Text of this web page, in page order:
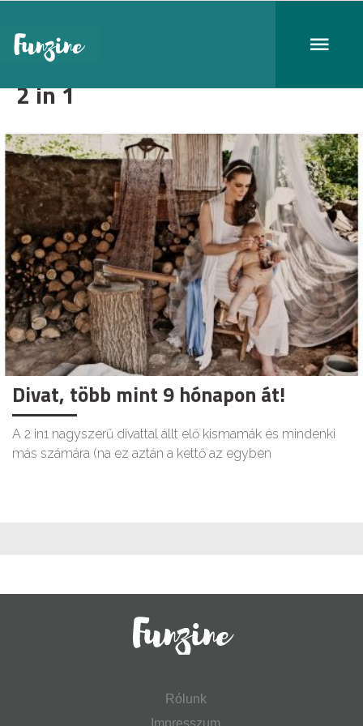
2 in 1
Divat, több mint 9 hónapon át!
A 2 in1 nagyszerű divattal állt elő kismamák és mindenki
más számára (na ez aztán a kettő az egyben
Rólunk
Impresszum